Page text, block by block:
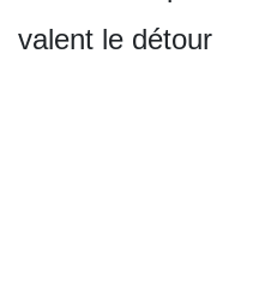
valent le détour